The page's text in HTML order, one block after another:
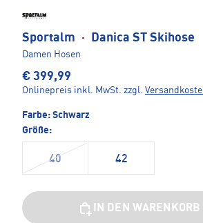
Sportalm · Danica ST Skihose
Damen Hosen
€ 399,99
Onlinepreis inkl. MwSt. zzgl.
Farbe: Schwarz
Größe:
40 42
IN DEN WARENKORB